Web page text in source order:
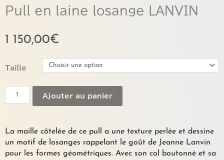
Pull en laine losange LANVIN
1 150,00€
Taille
quantité
Pull
LANVIN
Ajouter au panier
La maille côtelée de ce pull a une texture perlée et dessine
un motif de losanges rappelant le goût de Jeanne Lanvin
pour les formes géométriques. Avec son col boutonné et sa